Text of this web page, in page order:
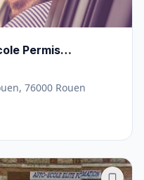
Permis
76000 Rouen